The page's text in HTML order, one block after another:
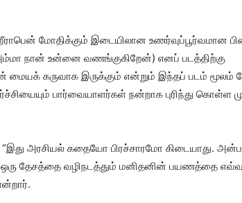
மோதிக்கும் இடையிலான உணர்வுப்பூர்வமான
(அம்மா நான் உன்னை வணங்குகிறேன்) எனப் படத்திற்கு
மையக் கருவாக இருக்கும் என்றும் இந்தப் படம் மூலம்
பார்வையாளர்கள் நன்றாக புரிந்து கொள்ள
அரசியல் கதையோ பிரச்சாரமோ கிடையாது.
தேசத்தை வழிநடத்தும் மனிதனின் பயணத்தை